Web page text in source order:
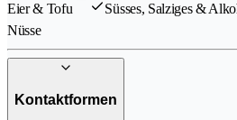
Eier & Tofu Süsses, Salziges &
Nüsse
Kontaktformen